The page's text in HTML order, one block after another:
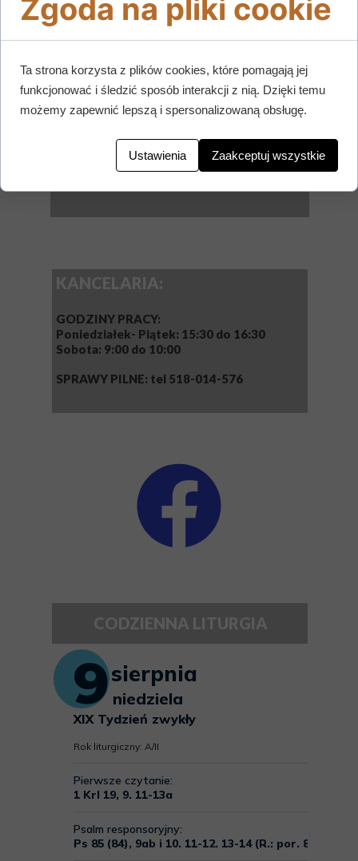
CODZIENNA LITURGIA
KANCELARIA:
GODZINY PRACY:
Poniedziałek- Piątek: 15:30 do 16:30
Sobota: 9:00 do 10:00
SPRAWY PILNE: tel 518-014-576
PODCZAS MSZY ŚWIĘTYCH:
15 min przed każdą Mszą Św. w dzień
powszedni, i w czasie każdej Mszy Św. w
I PIĄTEK MIESIĄCA:
Zgoda na pliki cookie
Ta strona korzysta z plików cookies, które pomagają jej
funkcjonować i śledzić sposób interakcji z nią. Dzięki temu
możemy zapewnić lepszą i spersonalizowaną obsługę.
Ustawienia Zaakceptuj wszystkie